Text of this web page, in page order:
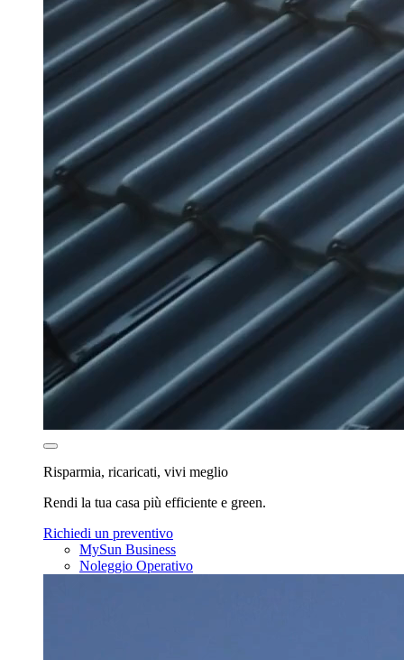
Risparmia, ricaricati, vivi meglio
Rendi la tua casa più efficiente e green.
Richiedi un preventivo
MySun Business
Noleggio Operativo